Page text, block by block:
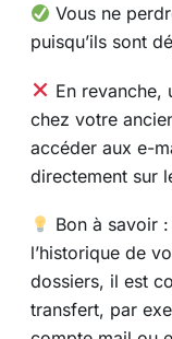
Vous ne
puisqu’ils sont
En revanche,
chez votre
accéder aux e-
directement sur
Bon à savoir
l’historique de
dossiers, il est
transfert, par